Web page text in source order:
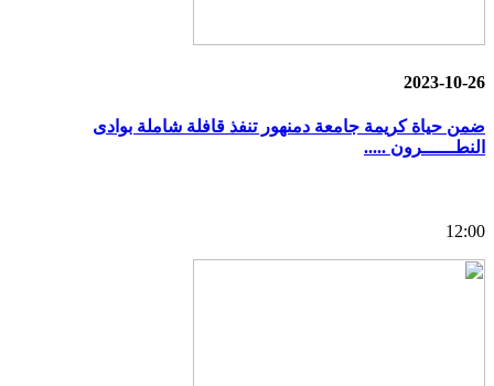
2023-10-26
ضمن حياة كريمة جامعة دمنهور تنفذ قافلة شاملة بوادى
النطــــــرون .....
12:00